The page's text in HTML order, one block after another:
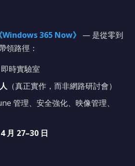
Windows 365 Now》 — 是從零到
領路徑：
時實驗室
（真正實作，而非網路研討會）
管理、安全強化、映像管理、
月 27–30 日